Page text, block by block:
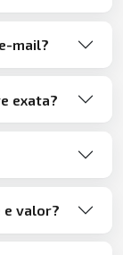
mail?
exata?
valor?